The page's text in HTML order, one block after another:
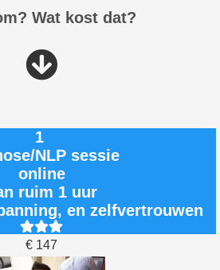
Wat kost dat?
1
NLP sessie
online
ruim 1 uur
en zelfvertrouwen
€ 147